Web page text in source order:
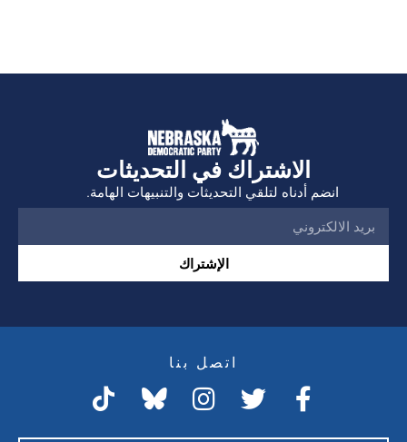
الاشتراك في التحديثات
انضم أدناه لتلقي التحديثات والتنبيهات الهامة.
الإشتراك
اتصل بنا